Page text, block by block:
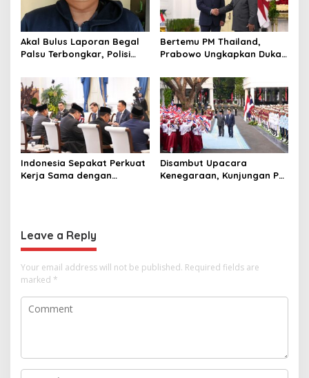
Akal Bulus Laporan Begal
Palsu Terbongkar, Polisi
Perusahaan untuk Crypto
Bertemu PM Thailand,
Prabowo Ungkapkan Duka
Selamat Ulang Tahun ke
Raja Thailand
Indonesia Sepakat Perkuat
Kerja Sama dengan
Disambut Upacara
Kenegaraan, Kunjungan PM
Leave a Reply
Your email address will not be published. Required fields are
marked *